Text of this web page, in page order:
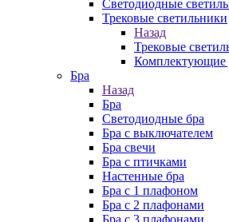
Светодиодные
Трековые светильники
Назад
Трековые
Комплектующие
Бра
Назад
Бра
Светодиодные бра
Бра с выключателем
Бра свечи
Бра с птичками
Настенные бра
Бра с 1 плафоном
Бра с 2 плафонами
Бра с 3 плафонами